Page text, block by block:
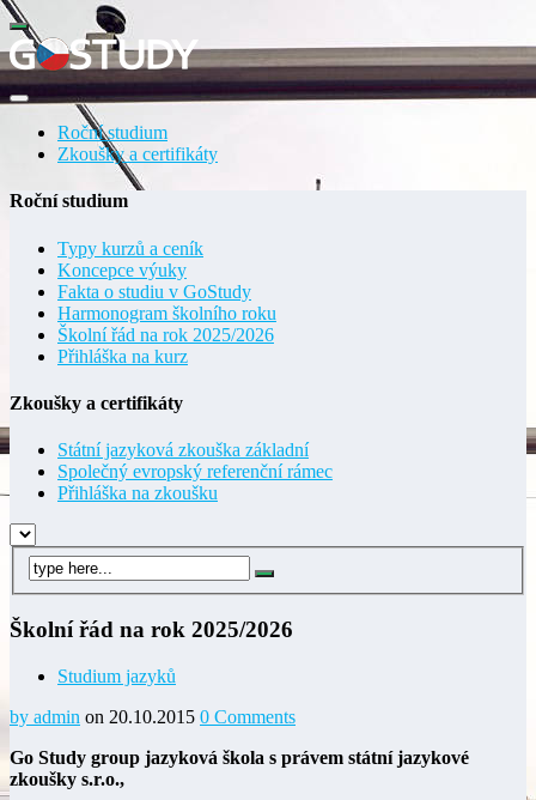
Roční studium
Zkoušky a certifikáty
Roční studium
Typy kurzů a ceník
Koncepce výuky
Fakta o studiu v GoStudy
Harmonogram školního roku
Školní řád na rok 2025/2026
Přihláška na kurz
Zkoušky a certifikáty
Státní jazyková zkouška základní
Společný evropský referenční rámec
Přihláška na zkoušku
Školní řád na rok 2025/2026
Studium jazyků
by admin on 20.10.2015 0 Comments
Go Study group jazyková škola s právem státní jazykové
zkoušky s.r.o.,